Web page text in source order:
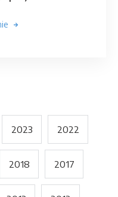
2023 2022
2018 2017